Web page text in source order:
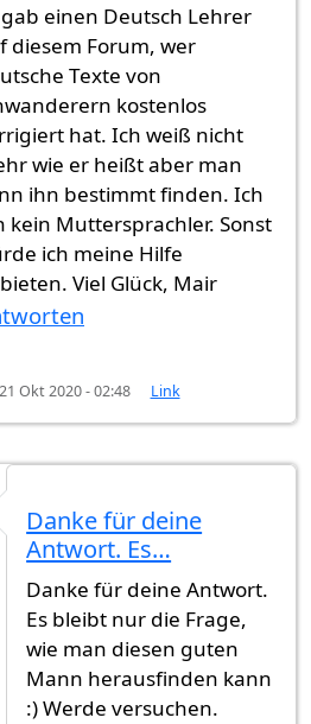
gab einen Deutsch Lehrer
diesem Forum, wer
Texte von
kostenlos
hat. Ich weiß nicht
wie er heißt aber man
ihn bestimmt finden. Ich
kein Muttersprachler. Sonst
ich meine Hilfe
Viel Glück, Mair
Okt 2020 - 02:48 Link
einen Deutsch Lehrer…
Danke für deine
Antwort. Es…
Danke für deine Antwort.
Es bleibt nur die Frage,
wie man diesen guten
Mann herausfinden kann
:) Werde versuchen.